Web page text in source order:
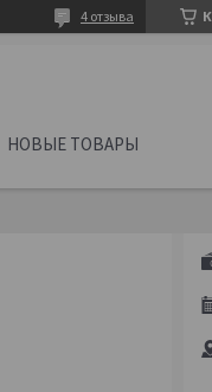
4 отзыва
НОВЫЕ ТОВАРЫ